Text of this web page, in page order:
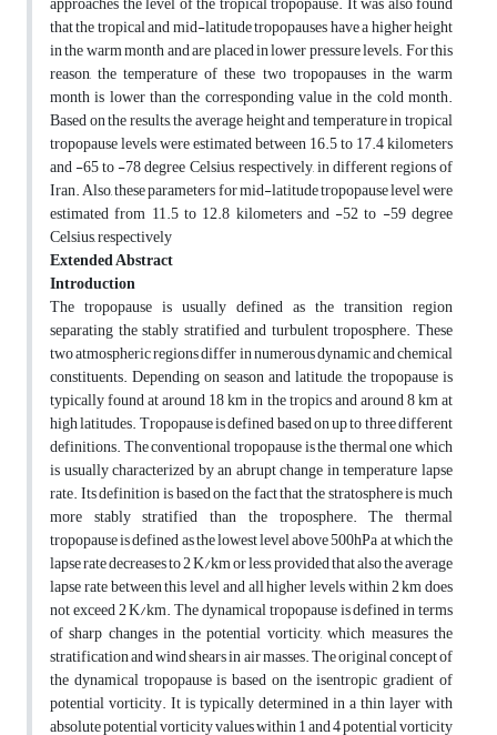
that the tropical and mid-latitude tropopauses have a higher height
in the warm month and are placed in lower pressure levels. For this
reason, the temperature of these two tropopauses in the warm
month is lower than the corresponding value in the cold month.
Based on the results, the average height and temperature in tropical
tropopause levels were estimated between 16.5 to 17.4 kilometers
and -65 to -78 degree Celsius, respectively, in different regions of
Iran. Also, these parameters for mid-latitude tropopause level were
estimated from 11.5 to 12.8 kilometers and -52 to -59 degree
Celsius, respectively
Extended Abstract
Introduction
The tropopause is usually defined as the transition region
separating the stably stratified and turbulent troposphere. These
two atmospheric regions differ in numerous dynamic and chemical
constituents. Depending on season and latitude, the tropopause is
typically found at around 18 km in the tropics and around 8 km at
high latitudes. Tropopause is defined based on up to three different
definitions. The conventional tropopause is the thermal one which
is usually characterized by an abrupt change in temperature lapse
rate. Its definition is based on the fact that the stratosphere is much
more stably stratified than the troposphere. The thermal
tropopause is defined as the lowest level above 500hPa at which the
lapse rate decreases to 2 K/km or less, provided that also the average
lapse rate between this level and all higher levels within 2 km does
not exceed 2 K/km. The dynamical tropopause is defined in terms
of sharp changes in the potential vorticity, which measures the
stratification and wind shears in air masses. The original concept of
the dynamical tropopause is based on the isentropic gradient of
potential vorticity. It is typically determined in a thin layer with
absolute potential vorticity values within 1 and 4 potential vorticity